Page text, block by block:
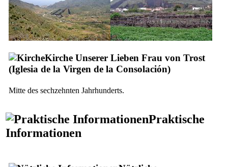
Kirche Unserer Lieben Frau von Trost
(Iglesia de la Virgen de la Consolación)
Mitte des sechzehnten Jahrhunderts.
Praktische
Informationen